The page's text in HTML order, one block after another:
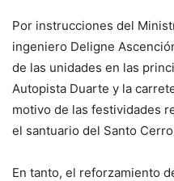
Por instrucciones del
ingeniero Deligne
de las unidades en las
Autopista Duarte y la
motivo de las festividades
el santuario del Santo
En tanto, el reforzamiento